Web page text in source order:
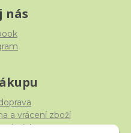
nás
a vrácení zboží